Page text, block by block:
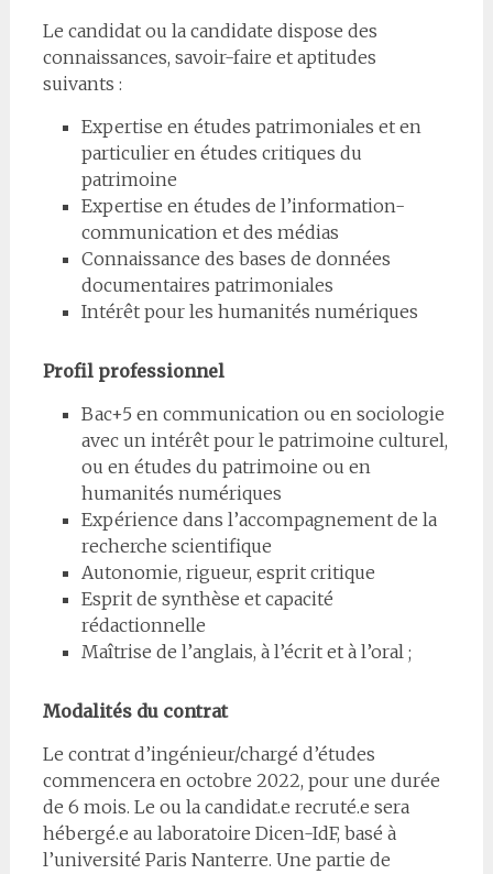
Le candidat ou la candidate dispose des
connaissances, savoir-faire et aptitudes
suivants :
Expertise en études patrimoniales et en
particulier en études critiques du
patrimoine
Expertise en études de l’information-
communication et des médias
Connaissance des bases de données
documentaires patrimoniales
Intérêt pour les humanités numériques
Profil professionnel
Bac+5 en communication ou en sociologie
avec un intérêt pour le patrimoine culturel,
ou en études du patrimoine ou en
humanités numériques
Expérience dans l’accompagnement de la
recherche scientifique
Autonomie, rigueur, esprit critique
Esprit de synthèse et capacité
rédactionnelle
Maîtrise de l’anglais, à l’écrit et à l’oral ;
Modalités du contrat
Le contrat d’ingénieur/chargé d’études
commencera en octobre 2022, pour une durée
de 6 mois. Le ou la candidat.e recruté.e sera
hébergé.e au laboratoire Dicen-IdF, basé à
l’université Paris Nanterre. Une partie de